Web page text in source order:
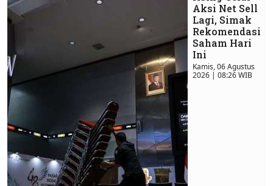
Aksi Net Sell
Lagi, Simak
Rekomendasi
Saham Hari
Ini
Kamis, 06 Agustus
2026 | 08:26 WIB